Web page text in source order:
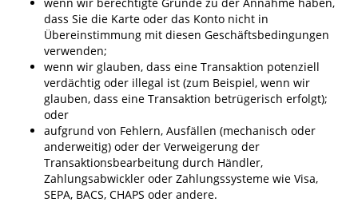
dass Sie die Karte oder das Konto nicht in
Übereinstimmung mit diesen Geschäftsbedingungen
verwenden;
wenn wir glauben, dass eine Transaktion potenziell
verdächtig oder illegal ist (zum Beispiel, wenn wir
glauben, dass eine Transaktion betrügerisch erfolgt);
oder
aufgrund von Fehlern, Ausfällen (mechanisch oder
anderweitig) oder der Verweigerung der
Transaktionsbearbeitung durch Händler,
Zahlungsabwickler oder Zahlungssysteme wie Visa,
SEPA, BACS, CHAPS oder andere.